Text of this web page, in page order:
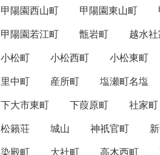
甲陽園西山町
甲陽園東山町
甲陽園若江町
甑岩町 越水
小松町
小松西町 小松東町
里中町
産所町 塩瀬町名塩
下大市東町
下葭原町 社家町
松籟荘
城山 神祇官町
染殿町
大社町 高木西町